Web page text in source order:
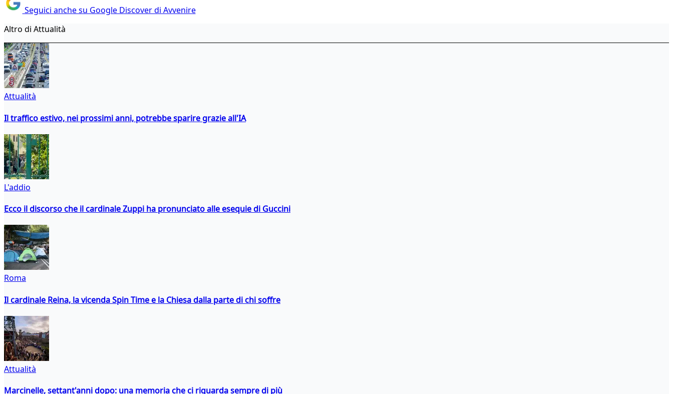
Seguici anche su Google Discover di Avvenire
Altro di Attualità
Attualità
Il traffico estivo, nei prossimi anni, potrebbe sparire grazie all'IA
L'addio
Ecco il discorso che il cardinale Zuppi ha pronunciato alle esequie di Guccini
Roma
Il cardinale Reina, la vicenda Spin Time e la Chiesa dalla parte di chi soffre
Attualità
Marcinelle, settant'anni dopo: una memoria che ci riguarda sempre di più